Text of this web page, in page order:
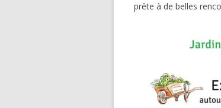
prête à de belles